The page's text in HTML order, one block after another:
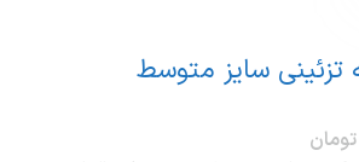
تزئینی سایز متوسط
تومان